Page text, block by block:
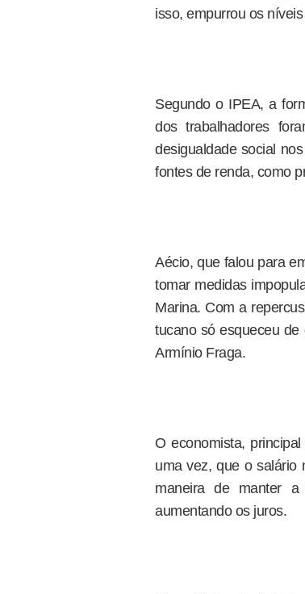
isso, empurrou os
Segundo o IPEA, a
dos trabalhadores
desigualdade social
fontes de renda, como
Aécio, que falou para
tomar medidas
Marina. Com a
tucano só esqueceu
Armínio Fraga.
O economista,
uma vez, que o salário
maneira de manter
aumentando os juros.